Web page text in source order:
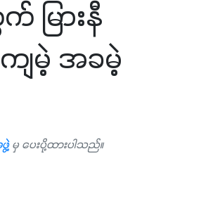
မြားနီ
ျမဲ့ အခမဲ့
ဖွဲ့မှ ပေးပို့ထားပါသည်။